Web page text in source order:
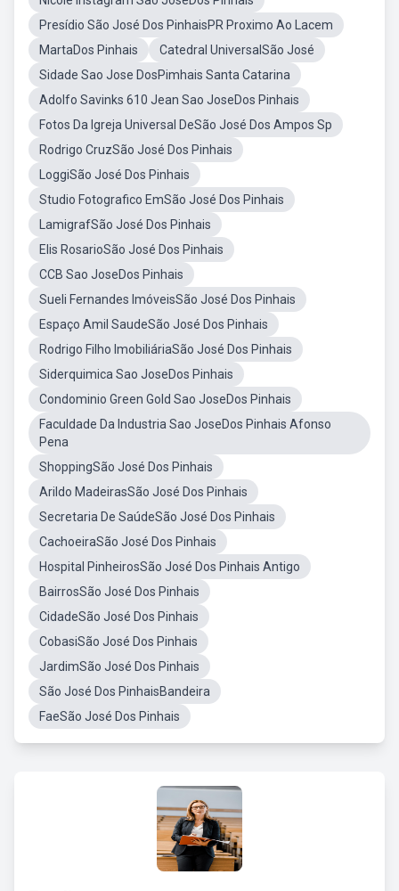
Presídio São José Dos PinhaisPR Proximo Ao Lacem
MartaDos Pinhais
Catedral UniversalSão José
Sidade Sao Jose DosPimhais Santa Catarina
Adolfo Savinks 610 Jean Sao JoseDos Pinhais
Fotos Da Igreja Universal DeSão José Dos Ampos Sp
Rodrigo CruzSão José Dos Pinhais
LoggiSão José Dos Pinhais
Studio Fotografico EmSão José Dos Pinhais
LamigrafSão José Dos Pinhais
Elis RosarioSão José Dos Pinhais
CCB Sao JoseDos Pinhais
Sueli Fernandes ImóveisSão José Dos Pinhais
Espaço Amil SaudeSão José Dos Pinhais
Rodrigo Filho ImobiliáriaSão José Dos Pinhais
Siderquimica Sao JoseDos Pinhais
Condominio Green Gold Sao JoseDos Pinhais
Faculdade Da Industria Sao JoseDos Pinhais Afonso
Pena
ShoppingSão José Dos Pinhais
Arildo MadeirasSão José Dos Pinhais
Secretaria De SaúdeSão José Dos Pinhais
CachoeiraSão José Dos Pinhais
Hospital PinheirosSão José Dos Pinhais Antigo
BairrosSão José Dos Pinhais
CidadeSão José Dos Pinhais
CobasiSão José Dos Pinhais
JardimSão José Dos Pinhais
São José Dos PinhaisBandeira
FaeSão José Dos Pinhais